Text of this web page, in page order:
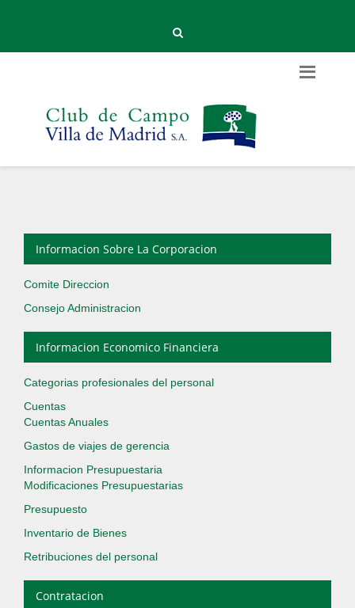
Informacion Sobre La Corporacion
Comite Direccion
Consejo Administracion
Informacion Economico Financiera
Categorias profesionales del personal
Cuentas
Cuentas Anuales
Gastos de viajes de gerencia
Informacion Presupuestaria
Modificaciones Presupuestarias
Presupuesto
Inventario de Bienes
Retribuciones del personal
Contratacion